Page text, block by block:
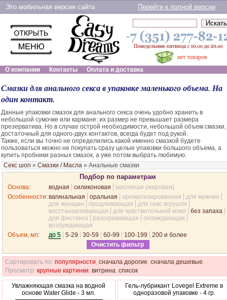
Это мобильная версия сайта Перейти к полной версии
нет товаров
О компании
Контакты Оплата и доставка
Смазки для анального секса в упаковке маленького объема. На
один контакт.
Данные упаковки смазок для анального секса очень удобно хранить в
небольшой сумочке или кармане: их размер не превышает размера
презерватива. Но в случае острой необходимости, небольшой объем смазки,
достаточный для одного-двух контактов, всегда будет под рукой.
Также, если вы точно не определились какой именно смазкой будете
пользоваться можно не покупать сразу целые упаковки большого объема, а
купить пробники разных смазок, а уже потом выбрать любимую.
Секс шоп » Смазки / Масла » Анальные смазки
Подбор по параметрам
Основа: водная силиконовая
масляная (жировая)
Особенности:вагинальная оральная ароматизированная
для мужчин
для женщин
продлевающая
для секс игрушек
восстанавливающая
для чувствительной кожи
без запаха
для фистинга
разогревающая
охлаждающая
возбуждающая
Объем, мл: до 5 5-29 30-59 60-99 100-199
200 и более
Очистить фильтр
Сортировать по: популярности, сначала дорогие, сначала дешевые.
Просмотр: крупные картинки, витрина, список
Увлажняющая смазка на водной
основе Water Glide - 3 мл.
Гель-лубрикант Lovegel Extreme в
одноразовой упаковке - 4 гр.